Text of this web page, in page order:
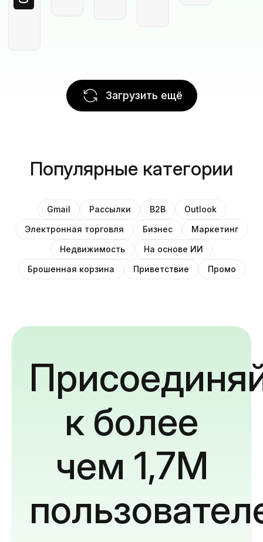
Загрузить ещё
Популярные категории
Gmail Рассылки B2B
Outlook
Электронная торговля
Бизнес
Маркетинг
Недвижимость
На основе ИИ
Брошенная корзина
Приветствие Промо
к более
чем 1,7M